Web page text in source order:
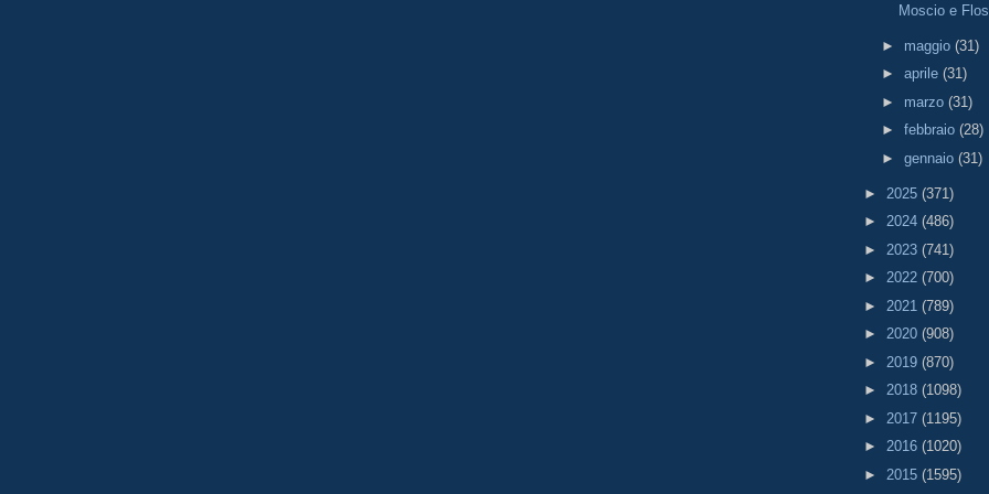
Moscio e
► maggio (31)
► aprile (31)
► marzo (31)
► febbraio (28)
► gennaio (31)
► 2025 (371)
► 2024 (486)
► 2023 (741)
► 2022 (700)
► 2021 (789)
► 2020 (908)
► 2019 (870)
► 2018 (1098)
► 2017 (1195)
► 2016 (1020)
► 2015 (1595)